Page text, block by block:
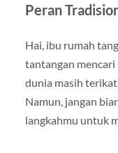
Peran
Hai, ibu rumah
tantangan
dunia masih
Namun, jangan
langkahmu untuk